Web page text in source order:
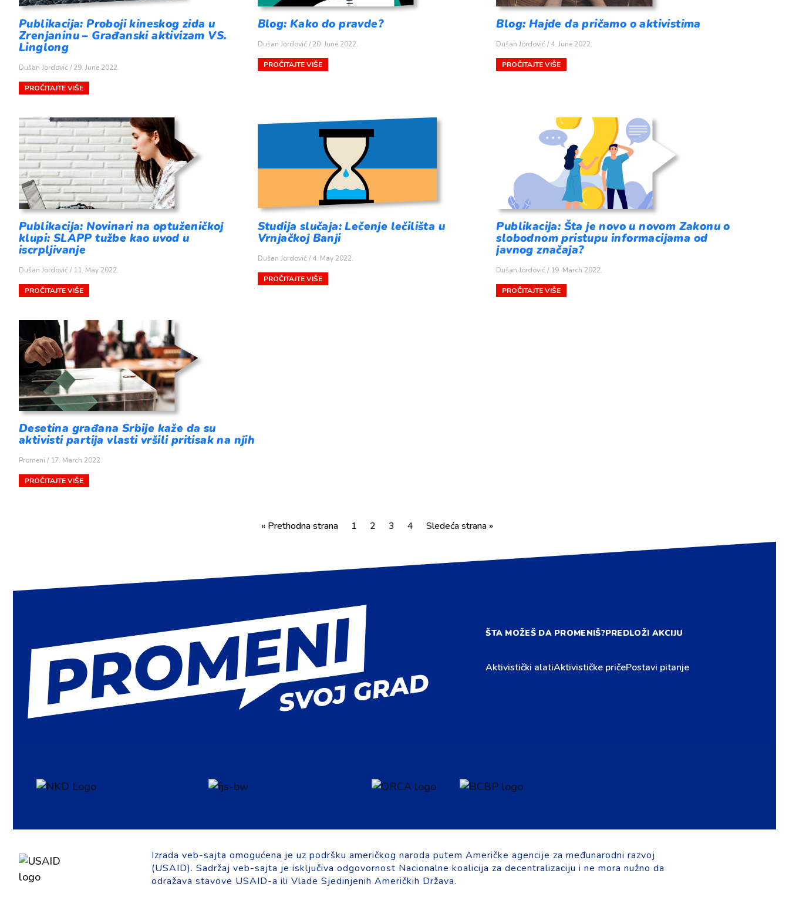
Publikacija: Proboji kineskog zida u
Zrenjaninu – Građanski aktivizam VS.
Linglong
Dušan Jordović 29. June 2022.
PROČITAJTE VIŠE
Blog: Kako do pravde?
Dušan Jordović 20. June 2022.
PROČITAJTE VIŠE
Blog: Hajde da pričamo o aktivistima
Dušan Jordović4. June 2022.
PROČITAJTE VIŠE
Publikacija: Novinari na optuženičkoj
klupi: SLAPP tužbe kao uvod u
iscrpljivanje
Dušan Jordović 11. May 2022.
PROČITAJTE VIŠE
Studija slučaja: Lečenje lečilišta u
Vrnjačkoj Banji
Dušan Jordović 4. May 2022.
PROČITAJTE VIŠE
Publikacija: Šta je novo u novom Zakonu o
slobodnom pristupu informacijama od
javnog značaja?
Dušan Jordović19. March 2022.
PROČITAJTE VIŠE
Desetina građana Srbije kaže da su
aktivisti partija vlasti vršili pritisak na njih
Promeni 17. March 2022.
PROČITAJTE VIŠE
« Prethodna strana 1 2 3 4 Sledeća strana »
ŠTA MOŽEŠ DA PROMENIŠ?PREDLOŽI AKCIJU
Aktivistički alatiAktivističke pričePostavi pitanje
Izrada veb-sajta omogućena je uz podršku američkog naroda putem Američke agencije za međunarodni razvoj
(USAID). Sadržaj veb-sajta je isključiva odgovornost Nacionalne koalicija za decentralizaciju i ne mora nužno da
odražava stavove USAID-a ili Vlade Sjedinjenih Američkih Država.